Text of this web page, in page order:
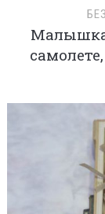
Малышка